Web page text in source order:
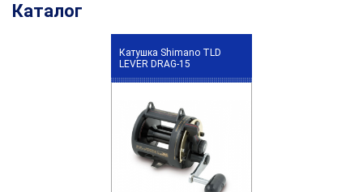
Каталог
Катушка Shimano TLD
LEVER DRAG-15